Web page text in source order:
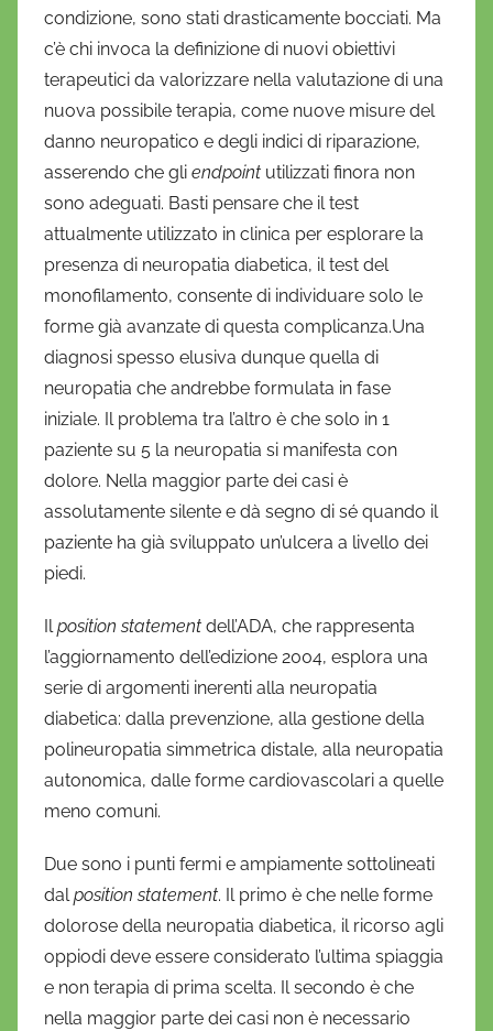
f
condizione, sono stati drasticamente bocciati. Ma
c’è chi invoca la definizione di nuovi obiettivi
terapeutici da valorizzare nella valutazione di una
nuova possibile terapia, come nuove misure del
danno neuropatico e degli indici di riparazione,
asserendo che gli endpoint utilizzati finora non
sono adeguati. Basti pensare che il test
attualmente utilizzato in clinica per esplorare la
presenza di neuropatia diabetica, il test del
monofilamento, consente di individuare solo le
forme già avanzate di questa complicanza.Una
diagnosi spesso elusiva dunque quella di
neuropatia che andrebbe formulata in fase
iniziale. Il problema tra l’altro è che solo in 1
paziente su 5 la neuropatia si manifesta con
dolore. Nella maggior parte dei casi è
assolutamente silente e dà segno di sé quando il
paziente ha già sviluppato un’ulcera a livello dei
piedi.
Ilposition statement dell’ADA, che rappresenta
l’aggiornamento dell’edizione 2004, esplora una
serie di argomenti inerenti alla neuropatia
diabetica: dalla prevenzione, alla gestione della
polineuropatia simmetrica distale, alla neuropatia
autonomica, dalle forme cardiovascolari a quelle
meno comuni.
Due sono i punti fermi e ampiamente sottolineati
dalposition statement. Il primo è che nelle forme
dolorose della neuropatia diabetica, il ricorso agli
oppiodi deve essere considerato l’ultima spiaggia
e non terapia di prima scelta. Il secondo è che
nella maggior parte dei casi non è necessario